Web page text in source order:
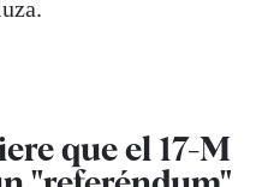
que el 17-M